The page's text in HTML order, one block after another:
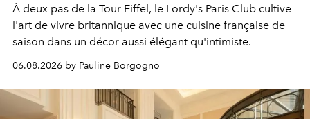
À deux pas de la Tour Eiffel, le Lordy's Paris Club cultive
l'art de vivre britannique avec une cuisine française de
saison dans un décor aussi élégant qu'intimiste.
06.08.2026 by Pauline Borgogno